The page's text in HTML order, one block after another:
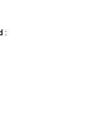
: